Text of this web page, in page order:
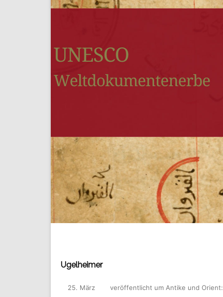
Ugelheimer
veröffentlicht
25. März
um Antike und